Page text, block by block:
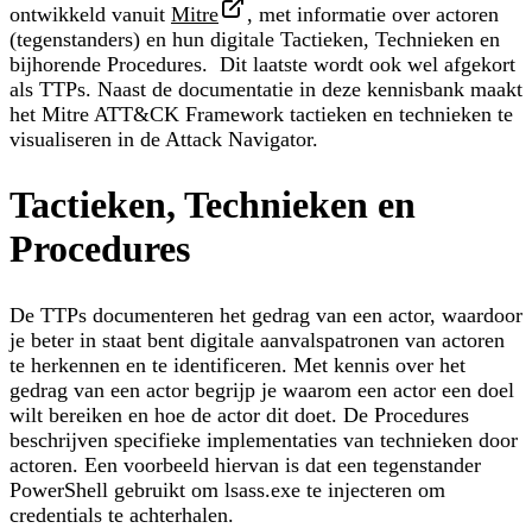
ontwikkeld vanuit Mitre
, met informatie over actoren
(tegenstanders) en hun digitale Tactieken, Technieken en
bijhorende Procedures. Dit laatste wordt ook wel afgekort
als TTPs. Naast de documentatie in deze kennisbank maakt
het Mitre ATT&CK Framework tactieken en technieken te
visualiseren in de Attack Navigator.
Tactieken, Technieken en
Procedures
De TTPs documenteren het gedrag van een actor, waardoor
je beter in staat bent digitale aanvalspatronen van actoren
te herkennen en te identificeren. Met kennis over het
gedrag van een actor begrijp je waarom een actor een doel
wilt bereiken en hoe de actor dit doet. De Procedures
beschrijven specifieke implementaties van technieken door
actoren. Een voorbeeld hiervan is dat een tegenstander
PowerShell gebruikt om lsass.exe te injecteren om
credentials te achterhalen.